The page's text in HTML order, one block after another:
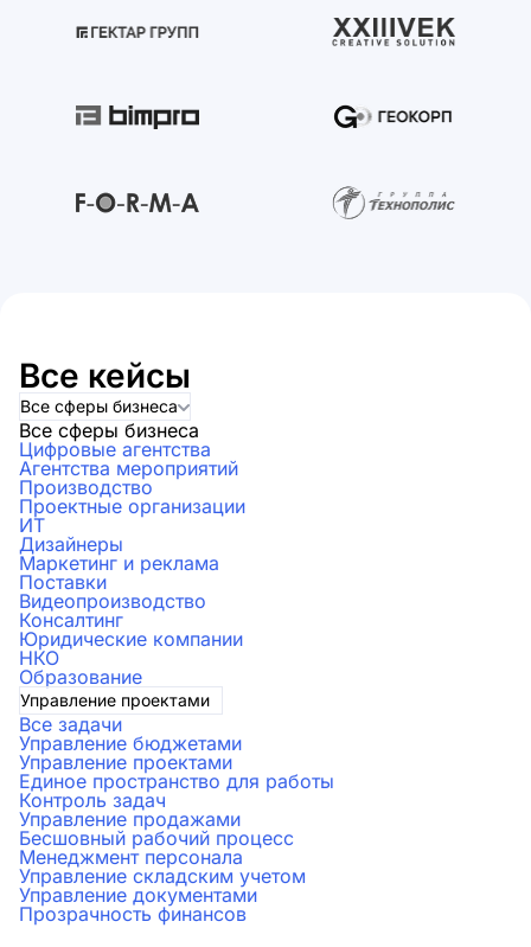
Все кейсы
Все сферы бизнеса
Все сферы бизнеса
Цифровые агентства
Агентства мероприятий
Производство
Проектные организации
ИТ
Дизайнеры
Маркетинг и реклама
Поставки
Видеопроизводство
Консалтинг
Юридические компании
НКО
Образование
Управление проектами
Все задачи
Управление бюджетами
Управление проектами
Единое пространство для работы
Контроль задач
Управление продажами
Бесшовный рабочий процесс
Менеджмент персонала
Управление складским учетом
Управление документами
Прозрачность финансов